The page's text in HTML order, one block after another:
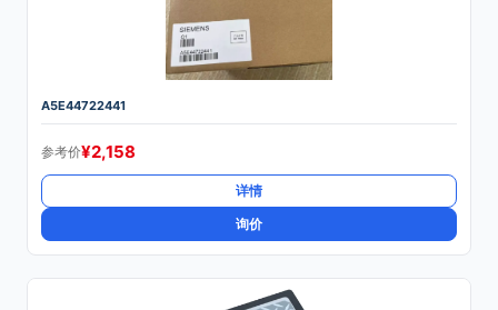
A5E44722441
参考价¥2,158
详情
询价